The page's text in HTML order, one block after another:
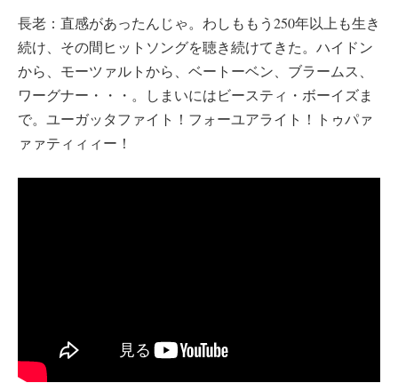
長老：直感があったんじゃ。わしももう250年以上も生き
続け、その間ヒットソングを聴き続けてきた。ハイドン
から、モーツァルトから、ベートーベン、ブラームス、
ワーグナー・・・。しまいにはビースティ・ボーイズま
で。ユーガッタファイト！フォーユアライト！トゥパァ
ァァティィィー！